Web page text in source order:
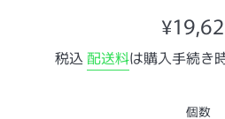
通
価
税込 配送料は購入手続き
個数